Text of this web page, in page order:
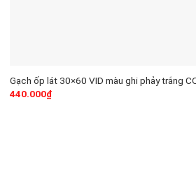
Gạch ốp lát 30×60 VID màu ghi phảy trắng
440.000₫